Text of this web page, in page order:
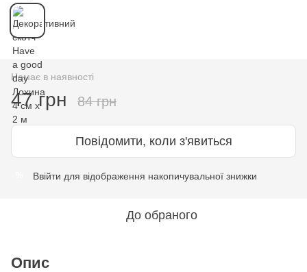
Немає в наявності
47 грн 84 грн
Повідомити, коли з'явиться
Ввійти для відображення накопичувальної знижки
До обраного
Опис